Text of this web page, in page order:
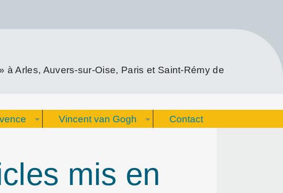
à Arles, Auvers-sur-Oise, Paris et Saint-Rémy de
Vincent van Gogh Contact
mis en